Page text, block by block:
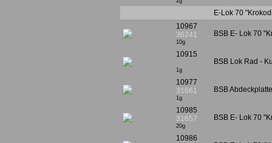
E-Lok 70
10967
36241
10g
BSB E- Lok 70
10915
1g
BSB Lok Rad -
10977
31661
1g
BSB
10985
31657
20g
BSB E- Lok 70
10986